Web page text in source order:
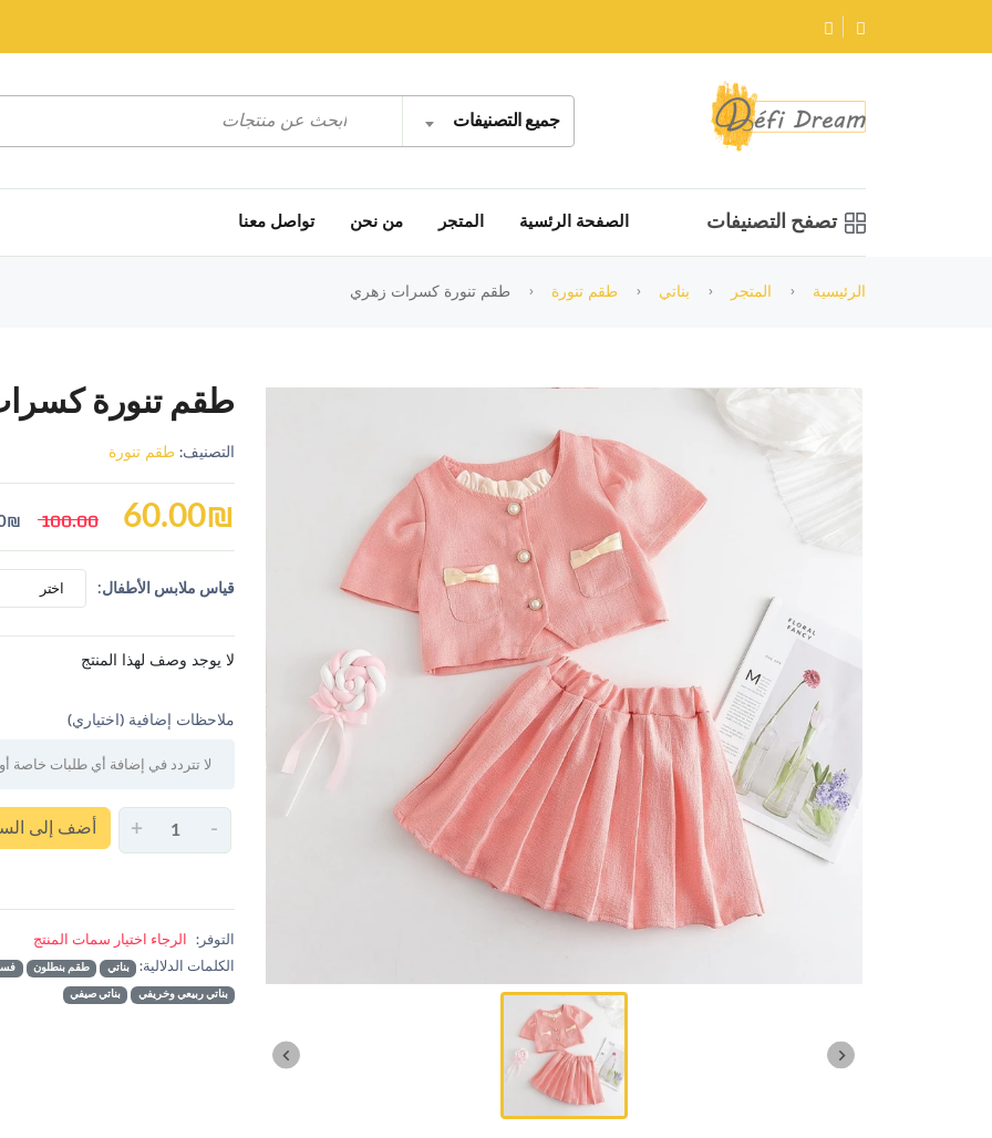
جميع التصنيفات
تصفح التصنيفات الصفحة الرئسية المتجر من نحن تواصل معنا
الرئيسية المتجر بناتي طقم تنورة طقم تنورة كسرات زهري
طقم تنورة
التصنيف:طقم تنورة
60.00₪
100.00
₪
قياس ملابس الأطفال: اختر
لا يوجد وصف لهذا المنتج
ملاحظات إضافية (اختياري)
-
+ أضف إلى
التوفر: الرجاء اختيار سمات المنتج
الكلمات الدلالية:
بناتي طقم بنطلون
بناتي ربيعي وخريفي بناتي صيفي